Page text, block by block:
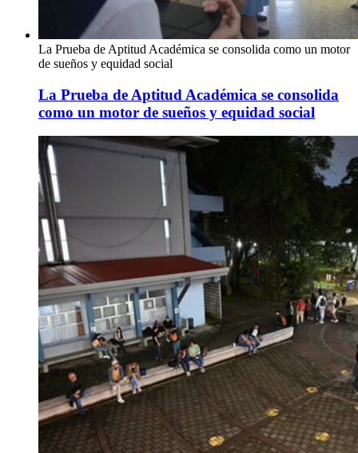
La Prueba de Aptitud Académica se consolida como un motor
de sueños y equidad social
La Prueba de Aptitud Académica se consolida
como un motor de sueños y equidad social